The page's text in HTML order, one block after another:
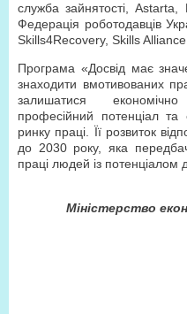
служба зайнятості,
Федерація роботодавців
Skills4Recovery, Skills Alliance
Програма «Досвід має
знаходити вмотивованих
залишатися
професійний потенціал та
ринку праці. Її розвиток
до 2030 року, яка
праці людей із потенціалом
Міністерство